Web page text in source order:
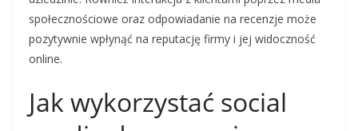
społecznościowe oraz odpowiadanie na recenzje może
pozytywnie wpłynąć na reputację firmy i jej widoczność
online.
Jak wykorzystać social